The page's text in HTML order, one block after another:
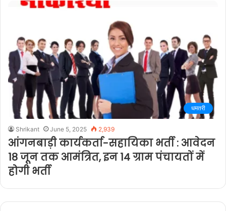
धमतरी
Shrikant June 5, 2025 2,939
आंगनबाड़ी कार्यकर्ता-सहायिका भर्ती : आवेदन
18 जून तक आमंत्रित, इन 14 ग्राम पंचायतों में
होगी भर्ती